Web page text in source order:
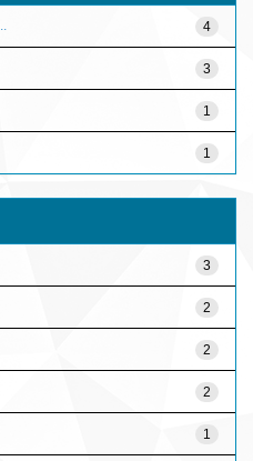
4
3
1
1
3
2
2
2
1